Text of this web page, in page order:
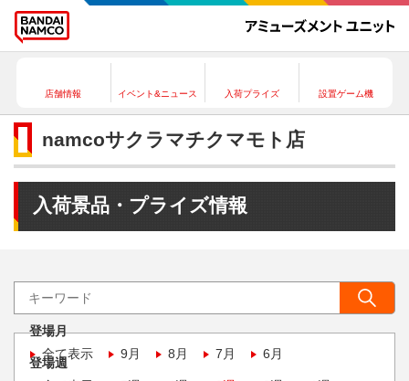
店舗情報 イベント&ニュース 入荷プライズ 設置ゲーム機
namcoサクラマチクマモト店
入荷景品・プライズ情報
登場月
全て表示
9月 8月 7月 6月
登場週